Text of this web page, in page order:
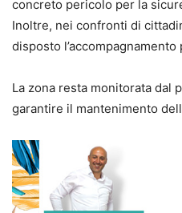
concreto pericolo per la
Inoltre, nei confronti di
disposto l’accompagnamento
La zona resta monitorata dal
garantire il mantenimento